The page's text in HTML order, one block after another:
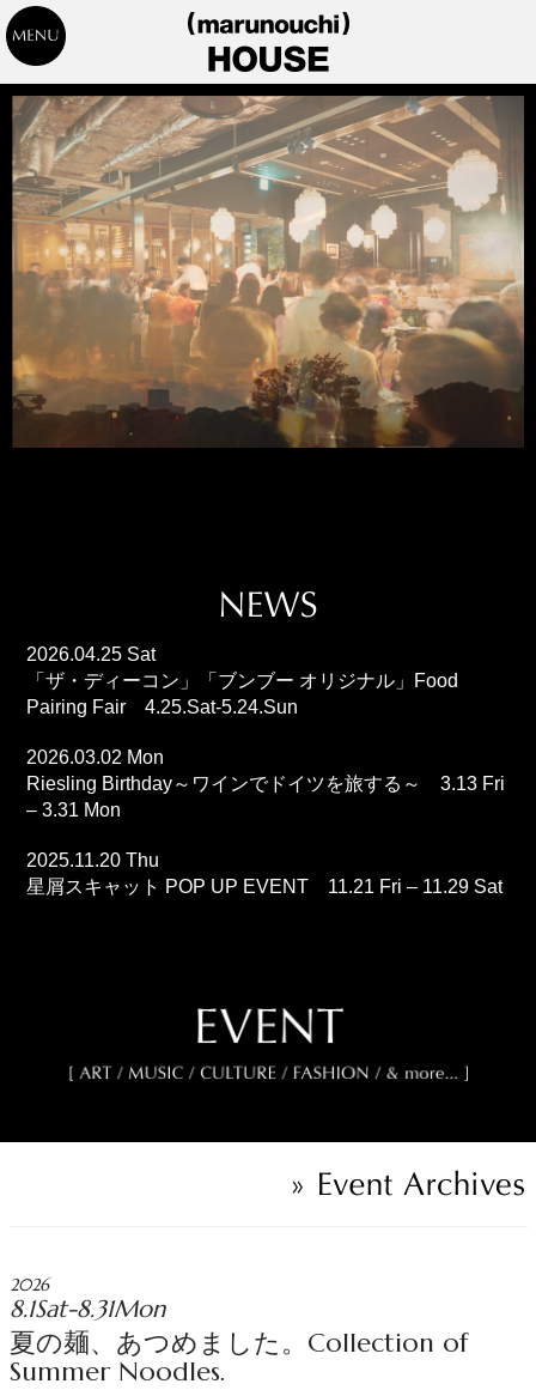
2026.04.25 Sat
「ザ・ディーコン」「ブンブー オリジナル」Food
Pairing Fair 4.25.Sat-5.24.Sun
2026.03.02 Mon
Riesling Birthday～ワインでドイツを旅する～ 3.13 Fri
– 3.31 Mon
2025.11.20 Thu
星屑スキャット POP UP EVENT 11.21 Fri – 11.29 Sat
2026
8.1Sat-8.31Mon
夏の麺、あつめました。Collection of
Summer Noodles.